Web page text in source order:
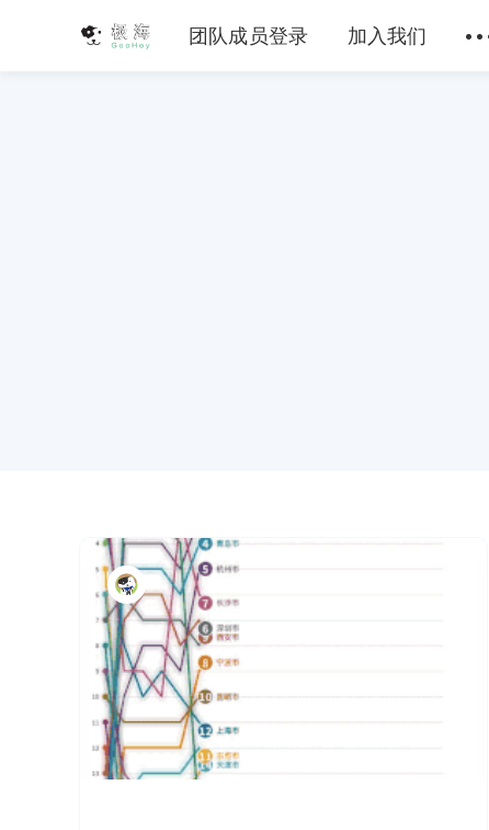
团队成员登录 加入我们